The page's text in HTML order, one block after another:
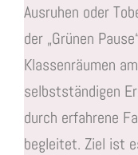
Ausruhen oder
der „Grünen
Klassenräumen
selbstständigen
durch erfahrene
begleitet. Ziel ist